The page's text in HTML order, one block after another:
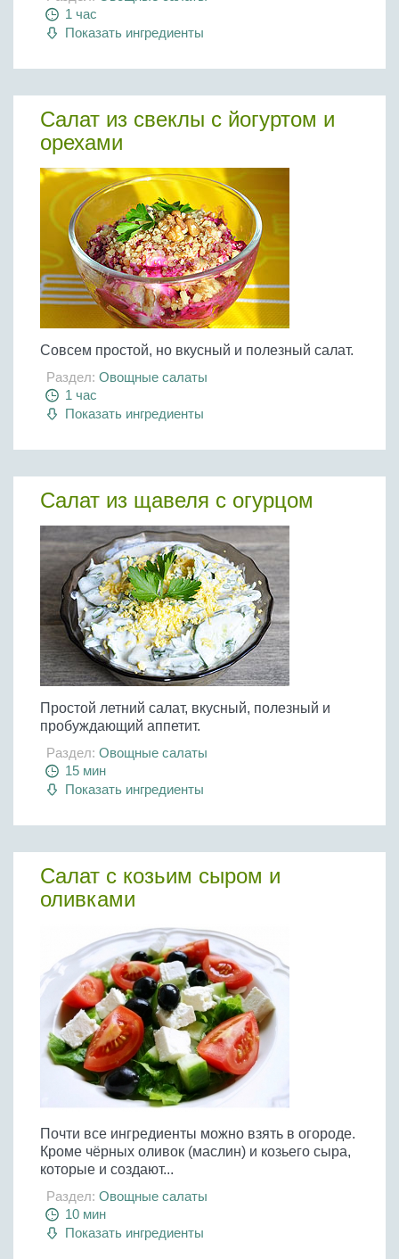
1 час
Показать ингредиенты
Салат из свеклы с йогуртом и
орехами
Совсем простой, но вкусный и полезный салат.
Раздел: Овощные салаты
1 час
Показать ингредиенты
Салат из щавеля с огурцом
Простой летний салат, вкусный, полезный и
пробуждающий аппетит.
Раздел: Овощные салаты
15 мин
Показать ингредиенты
Салат с козьим сыром и
оливками
Почти все ингредиенты можно взять в огороде.
Кроме чёрных оливок (маслин) и козьего сыра,
которые и создают...
Раздел: Овощные салаты
10 мин
Показать ингредиенты